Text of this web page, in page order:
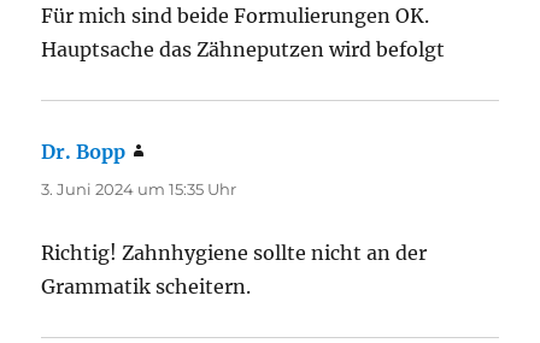
Für mich sind beide Formulierungen OK.
Hauptsache das Zähneputzen wird befolgt
Dr. Bopp
3. Juni 2024 um 15:35 Uhr
Richtig! Zahnhygiene sollte nicht an der
Grammatik scheitern.